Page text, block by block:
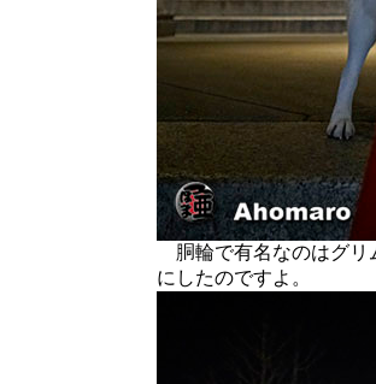
胴輪で有名なのはグリ
にしたのですよ。